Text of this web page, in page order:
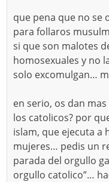
que pena que no se
para follaros
si que son malotes
homosexuales y no
solo excomulgan…
en serio, os dan
los catolicos? por
islam, que ejecuta a
mujeres… pedis un
parada del orgullo
orgullo catolico”…